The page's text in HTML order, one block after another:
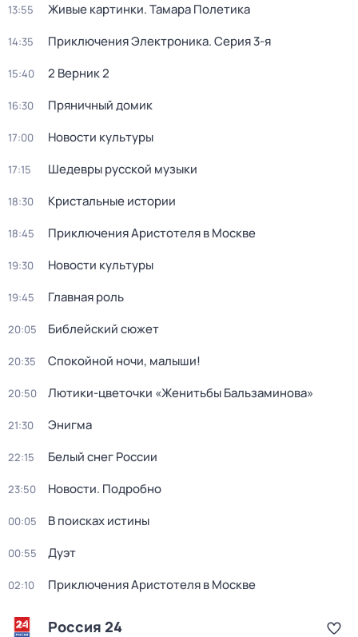
13:55 Живые картинки. Тамара Полетика
14:35 Приключения Электроника. Серия 3-я
15:40 2 Верник 2
16:30 Пряничный домик
17:00 Новости культуры
17:15 Шедевры русской музыки
18:30 Кристальные истории
18:45 Приключения Аристотеля в Москве
19:30 Новости культуры
19:45 Главная роль
20:05 Библейский сюжет
20:35 Спокойной ночи, малыши!
20:50 Лютики-цветочки «Женитьбы Бальзаминова»
21:30 Энигма
22:15 Белый снег России
23:50 Новости. Подробно
00:05 В поисках истины
00:55 Дуэт
02:10 Приключения Аристотеля в Москве
Россия 24